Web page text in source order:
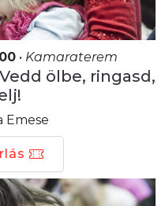
• Kamaraterem
ölbe, ringasd,
Emese